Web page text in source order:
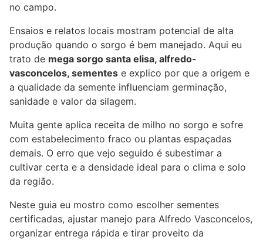
no campo.
Ensaios e relatos locais mostram potencial de alta
produção quando o sorgo é bem manejado. Aqui eu
trato de mega sorgo santa elisa, alfredo-
vasconcelos, sementes e explico por que a origem e
a qualidade da semente influenciam germinação,
sanidade e valor da silagem.
Muita gente aplica receita de milho no sorgo e sofre
com estabelecimento fraco ou plantas espaçadas
demais. O erro que vejo seguido é subestimar a
cultivar certa e a densidade ideal para o clima e solo
da região.
Neste guia eu mostro como escolher sementes
certificadas, ajustar manejo para Alfredo Vasconcelos,
organizar entrega rápida e tirar proveito da